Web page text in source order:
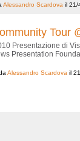
Alessandro Scardova il 21/
Tour
Presentazione di
Presentation
Alessandro Scardova il